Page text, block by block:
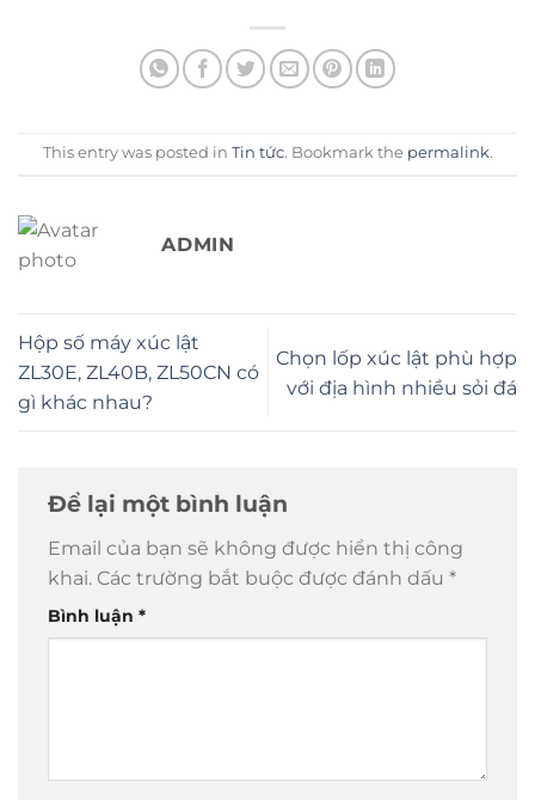
This entry was posted in Tin tức. Bookmark the permalink.
ADMIN
Hộp số máy xúc lật
ZL30E, ZL40B, ZL50CN có
gì khác nhau?
Chọn lốp xúc lật phù hợp
với địa hình nhiều sỏi đá
Để lại một bình luận
Email của bạn sẽ không được hiển thị công
khai. Các trường bắt buộc được đánh dấu *
Bình luận *